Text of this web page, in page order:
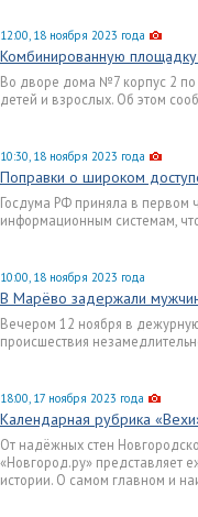
12:00, 18 ноября 2023 года
Комбинированную
Во дворе дома №7 корпус 2
детей и взрослых. Об этом
10:30, 18 ноября 2023 года
Поправки о широком
Госдума РФ приняла в первом
информационным системам,
10:00, 18 ноября 2023 года
В Марёво задержали
Вечером 12 ноября в
происшествия
18:00, 17 ноября 2023 года
Календарная рубрика
От надёжных стен
«Новгород.ру» представляет
истории. О самом главном и